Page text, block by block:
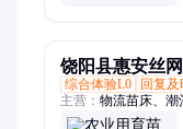
饶阳县惠安丝
综合体验L0
回复及
主营： 物流苗床、潮
锌苗床、轨道式平